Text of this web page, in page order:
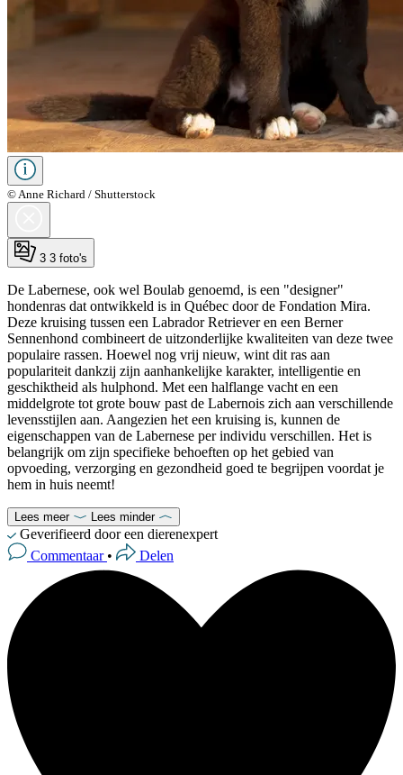
© Anne Richard / Shutterstock
3 3 foto's
De Labernese, ook wel Boulab genoemd, is een "designer"
hondenras dat ontwikkeld is in Québec door de Fondation Mira.
Deze kruising tussen een Labrador Retriever en een Berner
Sennenhond combineert de uitzonderlijke kwaliteiten van deze twee
populaire rassen. Hoewel nog vrij nieuw, wint dit ras aan
populariteit dankzij zijn aanhankelijke karakter, intelligentie en
geschiktheid als hulphond. Met een halflange vacht en een
middelgrote tot grote bouw past de Labernois zich aan verschillende
levensstijlen aan. Aangezien het een kruising is, kunnen de
eigenschappen van de Labernese per individu verschillen. Het is
belangrijk om zijn specifieke behoeften op het gebied van
opvoeding, verzorging en gezondheid goed te begrijpen voordat je
hem in huis neemt!
Lees meer Lees minder
Geverifieerd door een dierenexpert
Commentaar • Delen